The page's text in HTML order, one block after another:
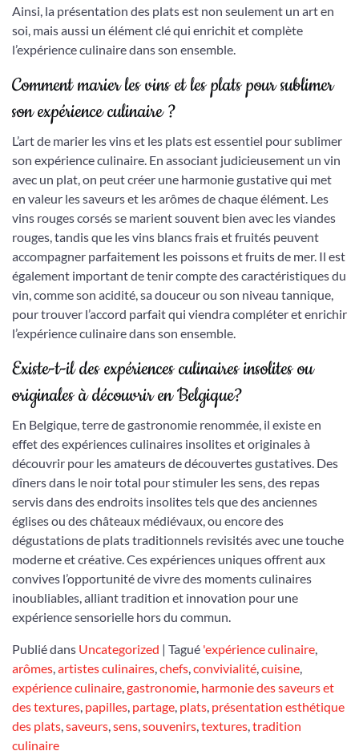
Ainsi, la présentation des plats est non seulement un art en
soi, mais aussi un élément clé qui enrichit et complète
l’expérience culinaire dans son ensemble.
Comment marier les vins et les plats pour sublimer
son expérience culinaire ?
L’art de marier les vins et les plats est essentiel pour sublimer
son expérience culinaire. En associant judicieusement un vin
avec un plat, on peut créer une harmonie gustative qui met
en valeur les saveurs et les arômes de chaque élément. Les
vins rouges corsés se marient souvent bien avec les viandes
rouges, tandis que les vins blancs frais et fruités peuvent
accompagner parfaitement les poissons et fruits de mer. Il est
également important de tenir compte des caractéristiques du
vin, comme son acidité, sa douceur ou son niveau tannique,
pour trouver l’accord parfait qui viendra compléter et enrichir
l’expérience culinaire dans son ensemble.
Existe-t-il des expériences culinaires insolites ou
originales à découvrir en Belgique?
En Belgique, terre de gastronomie renommée, il existe en
effet des expériences culinaires insolites et originales à
découvrir pour les amateurs de découvertes gustatives. Des
dîners dans le noir total pour stimuler les sens, des repas
servis dans des endroits insolites tels que des anciennes
églises ou des châteaux médiévaux, ou encore des
dégustations de plats traditionnels revisités avec une touche
moderne et créative. Ces expériences uniques offrent aux
convives l’opportunité de vivre des moments culinaires
inoubliables, alliant tradition et innovation pour une
expérience sensorielle hors du commun.
Publié dans Uncategorized | Tagué 'expérience culinaire,
arômes,artistes culinaires,chefs,convivialité,cuisine,
expérience culinaire,gastronomie, harmonie des saveurs et
des textures, papilles, partage, plats, présentation esthétique
des plats,saveurs,sens,souvenirs,textures,tradition
culinaire